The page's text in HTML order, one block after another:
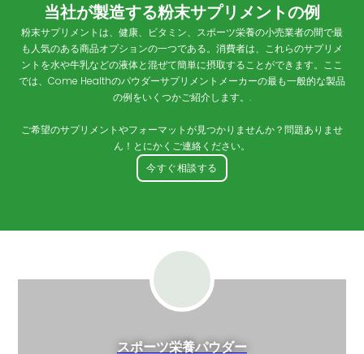
当社が製造する粉末サプリメントの例
粉末サプリメントは、健康、ビタミン、スポーツ栄養の小売業者の間で最
も人気のある商品オプションの一つである。消費者は、これらのサプリメ
ントを水や牛乳などの液体と混ぜて簡単に摂取することができます。ここ
では、Come Healthのパウダーサプリメントメーカーの最も一般的な製品
の例をいくつかご紹介します。.
ご希望のサプリメントやフォーマットが見つかりませんか？問題ありませ
ん！とにかくご連絡ください。
今すぐ相談する
スポーツ栄養パウダー